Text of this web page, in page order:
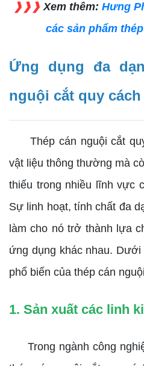
❱❱❱ Xem thêm: Hưng
các sản phẩm
Ứng dụng đa
nguội cắt quy cách
Thép cán nguội cắt
vật liệu thông thường mà
thiếu trong nhiều lĩnh vực
Sự linh hoạt, tính chất đa
làm cho nó trở thành lựa
ứng dụng khác nhau.
phổ biến của thép cán
1. Sản xuất các linh
Trong ngành công